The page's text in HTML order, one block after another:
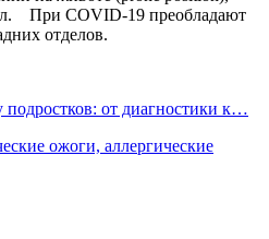
При COVID-19 преобладают
отделов.
от диагностики к…
ожоги, аллергические